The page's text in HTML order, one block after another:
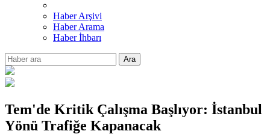
Haber Arşivi
Haber Arama
Haber İhbarı
Ara
Tem'de Kritik Çalışma Başlıyor: İstanbul
Yönü Trafiğe Kapanacak